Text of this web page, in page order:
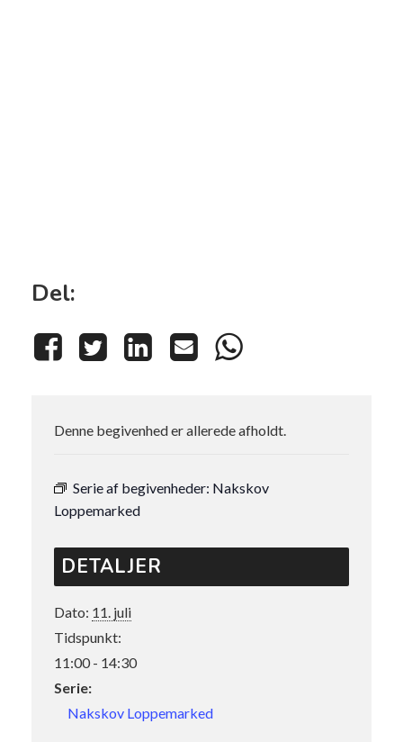
Del:
Denne begivenhed er allerede afholdt.
Serie af begivenheder: Nakskov
Loppemarked
DETALJER
Dato: 11. juli
Tidspunkt:
11:00 - 14:30
Serie:
Nakskov Loppemarked